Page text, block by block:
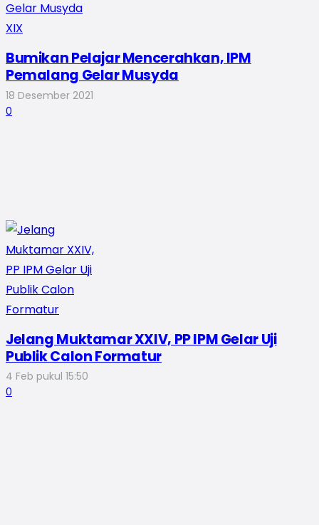
Bumikan Pelajar Mencerahkan, IPM
Pemalang Gelar Musyda
18 Desember 2021
0
Jelang Muktamar XXIV, PP IPM Gelar Uji
Publik Calon Formatur
4 Feb pukul 15:50
0